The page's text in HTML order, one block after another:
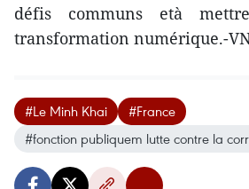
défis communs età
transformation numérique.-
#Le Minh Khai
#France
#fonction publiquem lutte contre la